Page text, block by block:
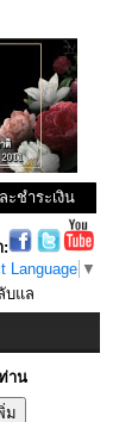
ะชำระเงิน
:
Language ▼
บแล
าน